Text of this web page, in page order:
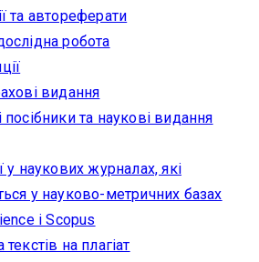
та автореферати
робота
видання
посібники та наукові видання
у наукових журналах, які
у науково-метричних базах
i Scopus
на плагіат